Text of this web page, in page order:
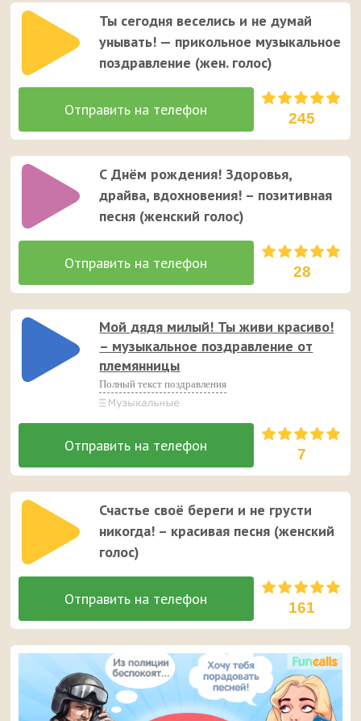
Ты сегодня веселись и не думай
унывать! — прикольное музыкальное
поздравление (жен. голос)
245
С Днём рождения! Здоровья,
драйва, вдохновения! – позитивная
песня (женский голос)
28
Мой дядя милый! Ты живи красиво!
– музыкальное поздравление от
племянницы
Полный текст поздравления
7
Счастье своё береги и не грусти
никогда! – красивая песня (женский
голос)
161